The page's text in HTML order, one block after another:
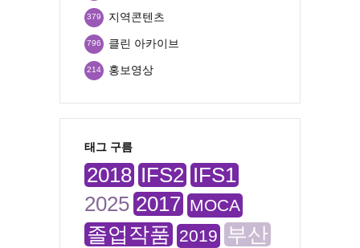
지역콘텐츠
379
클린 아카이브
796
홍보영상
214
태그 구름
2018 IFS2 IFS1
2025 2017 MOCA
졸업작품 2019 부산